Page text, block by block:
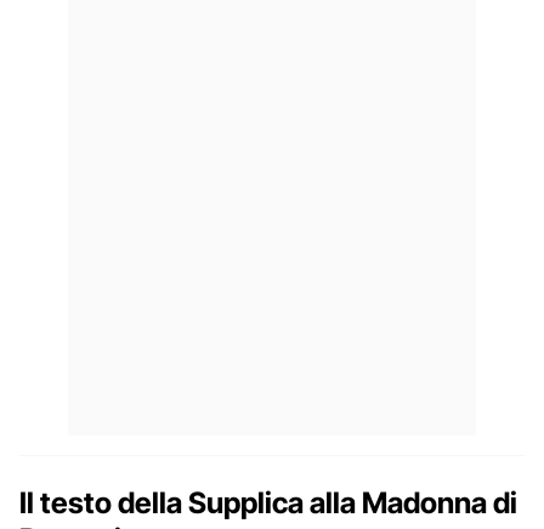
Il testo della Supplica alla Madonna di